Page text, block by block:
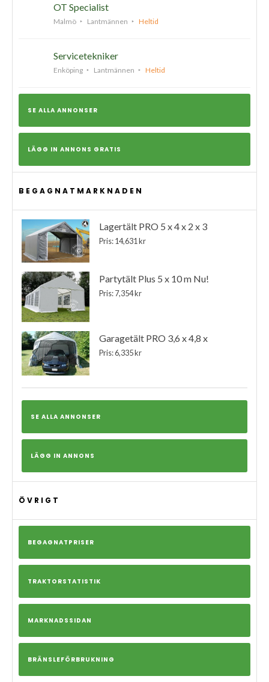
OT Specialist
Malmö Lantmännen Heltid
Servicetekniker
Enköping Lantmännen Heltid
SE ALLA ANNONSER
LÄGG IN ANNONS GRATIS
BEGAGNATMARKNADEN
Lagertält PRO 5 x 4 x 2 x 3
Pris: 14,631 kr
Partytält Plus 5 x 10 m Nu!
Pris: 7,354 kr
Garagetält PRO 3,6 x 4,8 x
Pris: 6,335 kr
SE ALLA ANNONSER
LÄGG IN ANNONS
ÖVRIGT
BEGAGNATPRISER
TRAKTORSTATISTIK
MARKNADSSIDAN
BRÄNSLEFÖRBRUKNING